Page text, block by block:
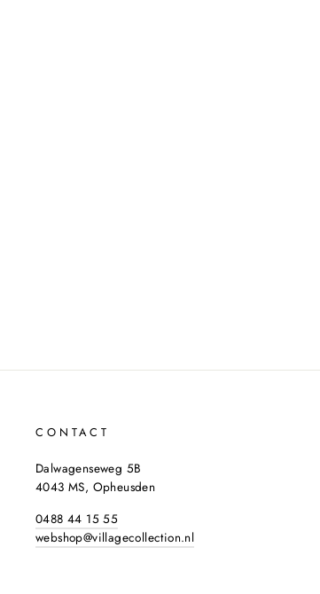
CONTACT
Dalwagenseweg 5B
4043 MS, Opheusden
0488 44 15 55
webshop@villagecollection.nl